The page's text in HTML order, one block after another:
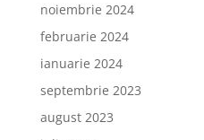
noiembrie 2024
februarie 2024
ianuarie 2024
septembrie 2023
august 2023